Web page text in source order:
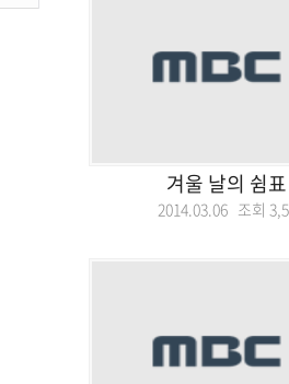
겨울 날의 쉼
2014.03.06 조회